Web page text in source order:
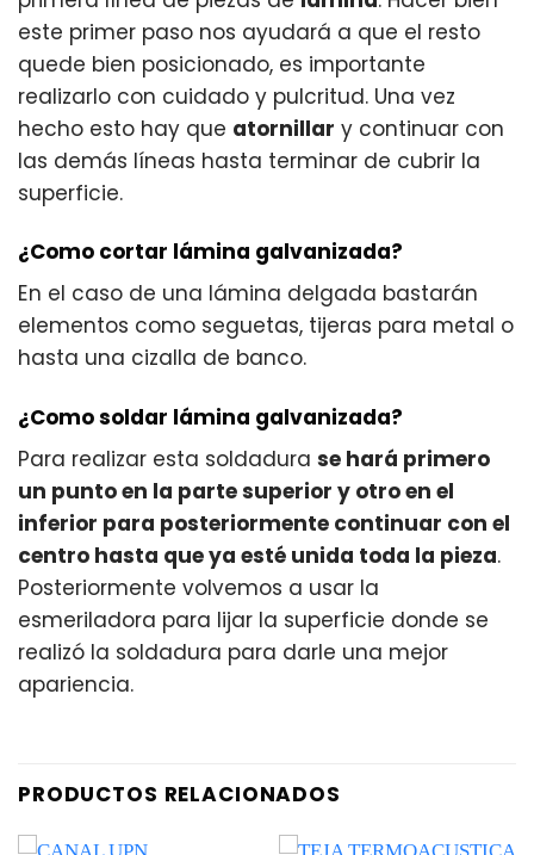
este primer paso nos ayudará a que el resto
quede bien posicionado, es importante
realizarlo con cuidado y pulcritud. Una vez
hecho esto hay que atornillar y continuar con
las demás líneas hasta terminar de cubrir la
superficie.
¿Como cortar lámina galvanizada?
En el caso de una lámina delgada bastarán
elementos como seguetas, tijeras para metal o
hasta una cizalla de banco.
¿Como soldar lámina galvanizada?
Para realizar esta soldadura se hará primero
un punto en la parte superior y otro en el
inferior para posteriormente continuar con el
centro hasta que ya esté unida toda la pieza.
Posteriormente volvemos a usar la
esmeriladora para lijar la superficie donde se
realizó la soldadura para darle una mejor
apariencia.
PRODUCTOS RELACIONADOS